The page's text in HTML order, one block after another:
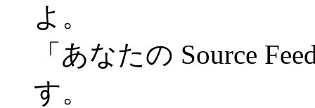
よ。
「あなたの Source
す。